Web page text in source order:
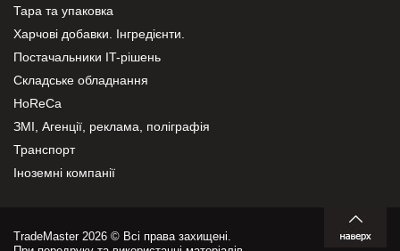
Тара та упаковка
Харчові добавки. Інгредієнти.
Постачальники IT-рішень
Складське обладнання
HoReCa
ЗМІ, Агенції, реклама, поліграфія
Транспорт
Іноземні компанії
TradeMaster 2026 © Всі права захищені.